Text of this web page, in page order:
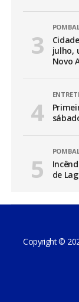
julho,
Novo
de
Copyright ©